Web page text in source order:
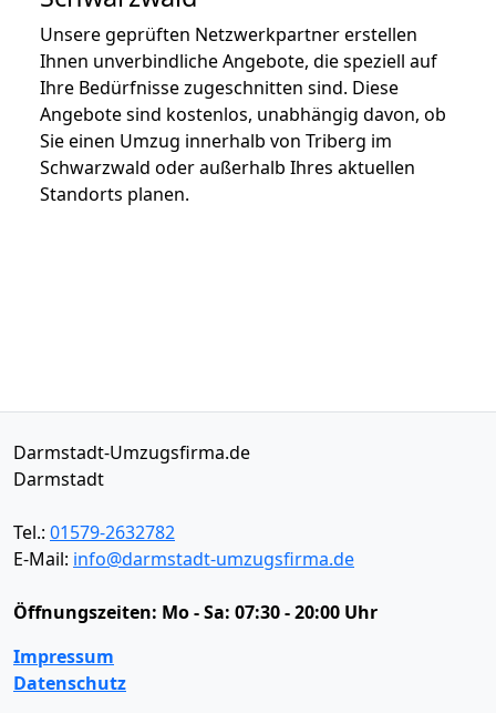
Unsere geprüften Netzwerkpartner erstellen
Ihnen unverbindliche Angebote, die speziell auf
Ihre Bedürfnisse zugeschnitten sind. Diese
Angebote sind kostenlos, unabhängig davon, ob
Sie einen Umzug innerhalb von Triberg im
Schwarzwald oder außerhalb Ihres aktuellen
Standorts planen.
Darmstadt-Umzugsfirma.de
Darmstadt
Tel.: 01579-2632782
E-Mail: info@darmstadt-umzugsfirma.de
Öffnungszeiten: Mo - Sa: 07:30 - 20:00 Uhr
Impressum
Datenschutz